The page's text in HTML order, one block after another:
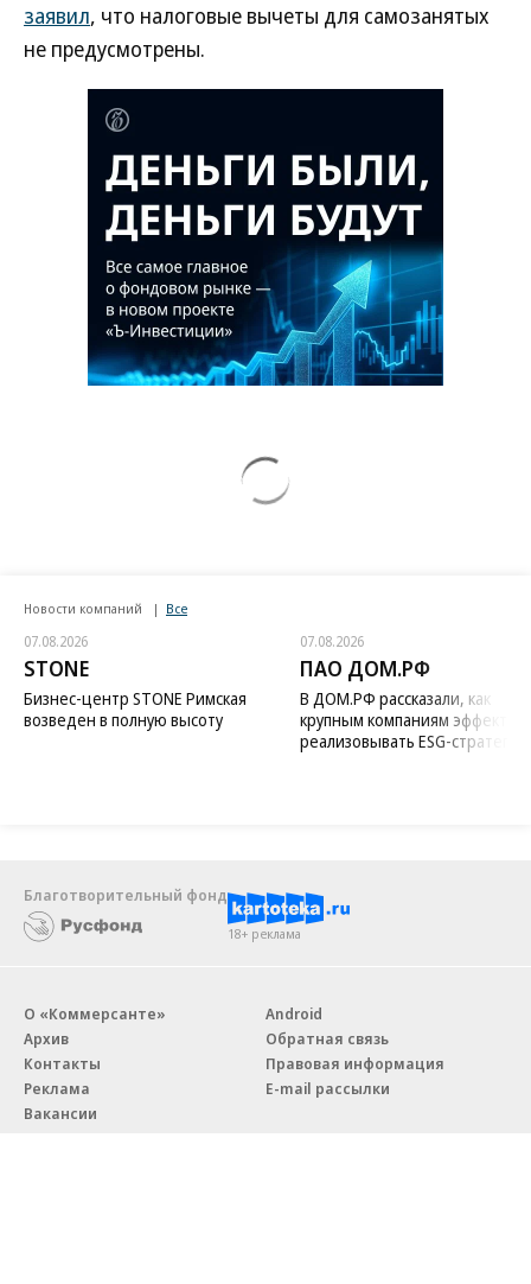
заявил, что налоговые вычеты для самозанятых
не предусмотрены.
Новости компаний Все
07.08.2026
STONE
Бизнес-центр STONE Римская
возведен в полную высоту
07.08.2026
ПАО ДОМ.РФ
В ДОМ.РФ рассказали, как
крупным компаниям
реализовывать ESG-стратегию
Благотворительный фонд
18+ реклама
О «Коммерсанте»
Архив
Контакты
Реклама
Вакансии
Android
Обратная связь
Правовая информация
E-mail рассылки